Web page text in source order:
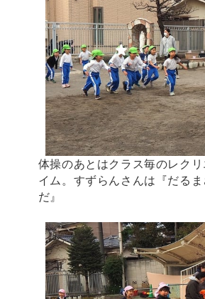
体操のあとはクラス毎のレク
イム。すずらんさんは『だる
だ』